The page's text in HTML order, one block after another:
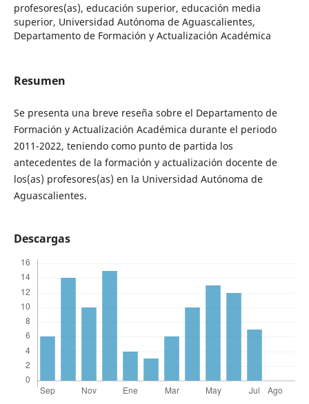
profesores(as), educación superior, educación media
superior, Universidad Autónoma de Aguascalientes,
Departamento de Formación y Actualización Académica
Resumen
Se presenta una breve reseña sobre el Departamento de
Formación y Actualización Académica durante el periodo
2011-2022, teniendo como punto de partida los
antecedentes de la formación y actualización docente de
los(as) profesores(as) en la Universidad Autónoma de
Aguascalientes.
Descargas